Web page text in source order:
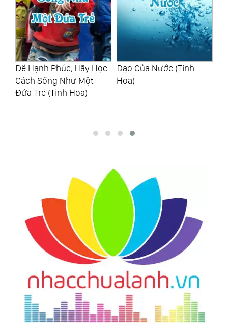
Để Hạnh Phúc, Hãy Học
Cách Sống Như Một
Đứa Trẻ (Tinh Hoa)
Đạo Của Nước (Tinh
Hoa)